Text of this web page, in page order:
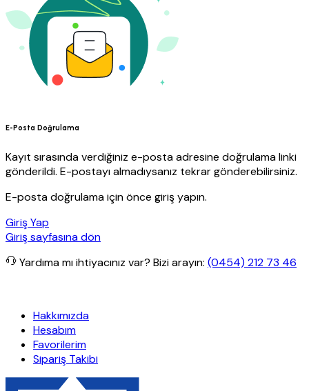
E-Posta Doğrulama
Kayıt sırasında verdiğiniz e-posta adresine doğrulama linki
gönderildi. E-postayı almadıysanız tekrar gönderebilirsiniz.
E-posta doğrulama için önce giriş yapın.
Giriş Yap
Giriş sayfasına dön
Yardıma mı ihtiyacınız var? Bizi arayın: (0454) 212 73 46
Hakkımızda
Hesabım
Favorilerim
Sipariş Takibi